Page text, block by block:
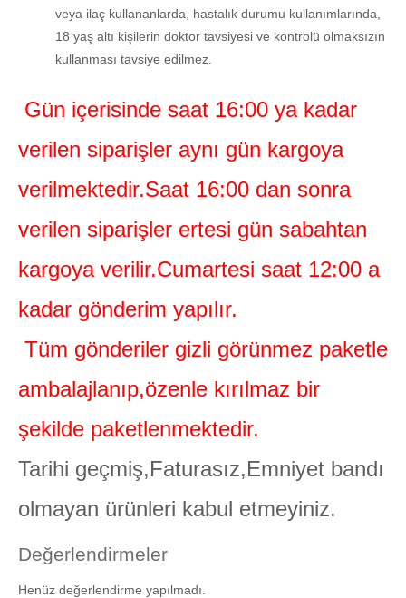
veya ilaç kullananlarda, hastalık durumu kullanımlarında,
18 yaş altı kişilerin doktor tavsiyesi ve kontrolü olmaksızın
kullanması tavsiye edilmez.
Gün içerisinde saat 16:00 ya kadar
verilen siparişler aynı gün kargoya
verilmektedir.Saat 16:00 dan sonra
verilen siparişler ertesi gün sabahtan
kargoya verilir.Cumartesi saat 12:00 a
kadar gönderim yapılır.
Tüm gönderiler gizli görünmez paketle
ambalajlanıp,özenle kırılmaz bir
şekilde paketlenmektedir.
Tarihi geçmiş,Faturasız,Emniyet bandı
olmayan ürünleri kabul etmeyiniz.
Değerlendirmeler
Henüz değerlendirme yapılmadı.